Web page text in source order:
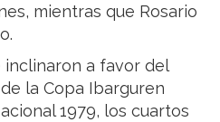
mientras que Rosario
inclinaron a favor del
la Copa Ibarguren
1979, los cuartos